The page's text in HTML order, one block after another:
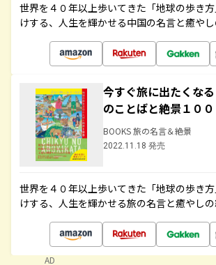
世界を４０年以上歩いてきた「地球の歩き
けする、人生を輝かせる中国の名言と癒や
今すぐ旅に出たくな
のことばと絶景１００
BOOKS 旅の名言＆絶景
2022.11.18 発売
世界を４０年以上歩いてきた「地球の歩き
けする、人生を輝かせる旅の名言と癒やし
AD